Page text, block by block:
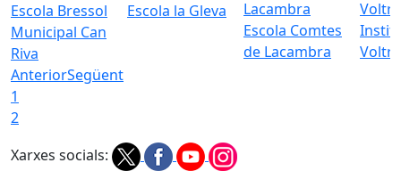
Escola Bressol
Municipal Can
Riva
Escola la Gleva
Escola Comtes
de Lacambra
AnteriorSegüent
1
2
Xarxes socials: